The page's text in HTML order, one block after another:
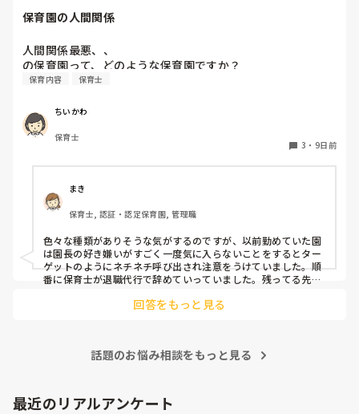
保育園の人間関係
人間関係最悪、、
の保育園って、どのような保育園ですか？
保育内容 保育士
ちいかわ
保育士
3 ・ 9日前
まき
保育士, 認証・認定保育園, 管理職
色々な種類がありそうな気がするのですが、以前勤めていた園
は園長の好き嫌いがすごく一度気に入らないことをするとター
ゲットのようにネチネチ呼び出され注意をうけていました。順
番に保育士が退職代行で辞めていっていました。残ってる先生
由にできずで、やめたいけど子どもたちのことを思うとやめれ
回答をもっと見る
話題のお悩み相談をもっと見る
最近のリアルアンケート